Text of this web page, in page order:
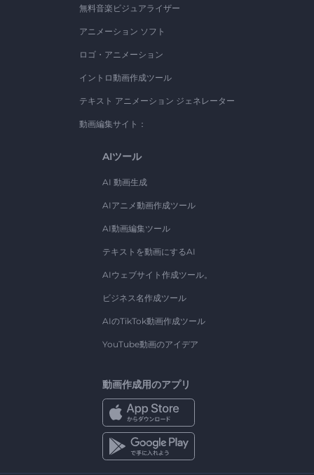
無料音楽ビジュアライザー
アニメーション ソフト
ロゴ・アニメーション
イントロ動画作成ツール
テキスト アニメーション ジェネレーター
動画編集サイト：
AIツール
AI 動画生成
AIアニメ動画作成ツール
AI動画編集ツール
テキストを動画にするAI
AIウェブサイト作成ツール。
ビジネス名作成ツール
AIのTikTok動画作成ツール
YouTube動画のアイデア
動画作成用のアプリ